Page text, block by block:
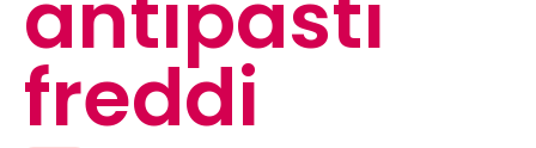
antipasti
freddi